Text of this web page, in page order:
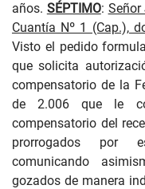
años. SÉPTIMO:
Cuantía Nº 1 (Cap.),
Visto el pedido
que solicita
compensatorio de la
de 2.006 que le
compensatorio del
prorrogados por
comunicando
gozados de manera